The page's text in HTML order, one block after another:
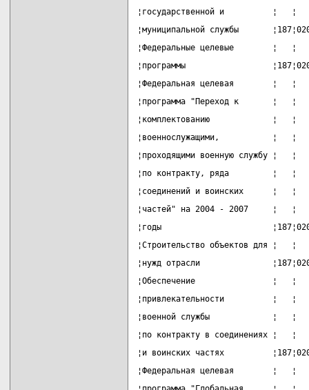
¦государственной и
¦муниципальной службы
¦Федеральные целевые
¦программы
¦Федеральная целевая
¦программа "Переход к
¦комплектованию             ¦
¦военнослужащими,
¦проходящими военную
¦по контракту, ряда
¦соединений и воинских
¦частей" на 2004 - 2007
¦годы
¦Строительство объектов
¦нужд отрасли
¦Обеспечение                ¦
¦привлекательности
¦военной службы             ¦
¦по контракту в
¦и воинских частях
¦Федеральная целевая